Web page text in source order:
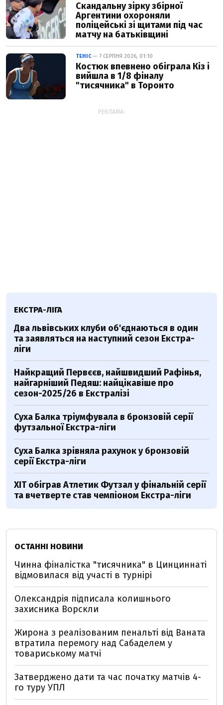
Скандальну зірку збірної
Аргентини охороняли
поліцейські зі щитами під час
матчу на батьківщині
ТЕНІС — 7 СЕРПНЯ 2026, 01:10
Костюк впевнено обіграла Кіз і
вийшла в 1/8 фіналу
"тисячника" в Торонто
РЕКЛАМА:
ЕКСТРА-ЛІГА
Два львівських клуби об'єднаються в один
та заявляться на наступний сезон Екстра-
ліги
Найкращий Первєєв, найшвидший Рафінья,
найгарніший Педяш: найцікавіше про
сезон-2025/26 в Екстралізі
Суха Балка тріумфувала в бронзовій серії
футзальної Екстра-ліги
Суха Балка зрівняла рахунок у бронзовій
серії Екстра-ліги
ХІТ обіграв Атлетик Футзал у фінальній серії
та вчетверте став чемпіоном Екстра-ліги
ОСТАННІ НОВИНИ
Чинна фіналістка "тисячника" в Цинциннаті
відмовилася від участі в турнірі
Олександрія підписала колишнього
захисника Ворскли
Жирона з реалізованим пенальті від Ваната
втратила перемогу над Сабаделем у
товариському матчі
Затверджено дати та час початку матчів 4-
го туру УПЛ